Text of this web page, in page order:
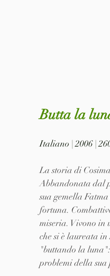
Butta la
Italiano | 2006 |
La storia di
Abbandonata dal
sua gemella
fortuna.
miseria. Vivono in
che si è laureata
"buttando la
problemi della sua